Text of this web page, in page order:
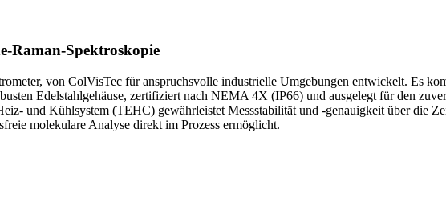
Raman-Spektroskopie
von ColVisTec für anspruchsvolle industrielle Umgebungen entwickelt. Es
Edelstahlgehäuse, zertifiziert nach NEMA 4X (IP66) und ausgelegt für den
und Kühlsystem (TEHC) gewährleistet Messstabilität und -genauigkeit über die
molekulare Analyse direkt im Prozess ermöglicht.